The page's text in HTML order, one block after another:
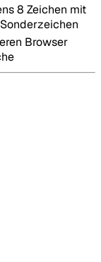
8 Zeichen mit
Browser